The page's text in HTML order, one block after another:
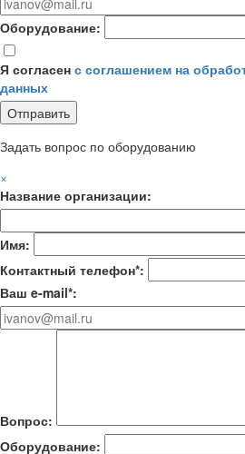
Оборудование:
Я согласен с соглашением на
данных
Задать вопрос по оборудованию
×
Название организации:
Имя:
Контактный телефон*:
Ваш e-mail*:
Вопрос:
Оборудование: